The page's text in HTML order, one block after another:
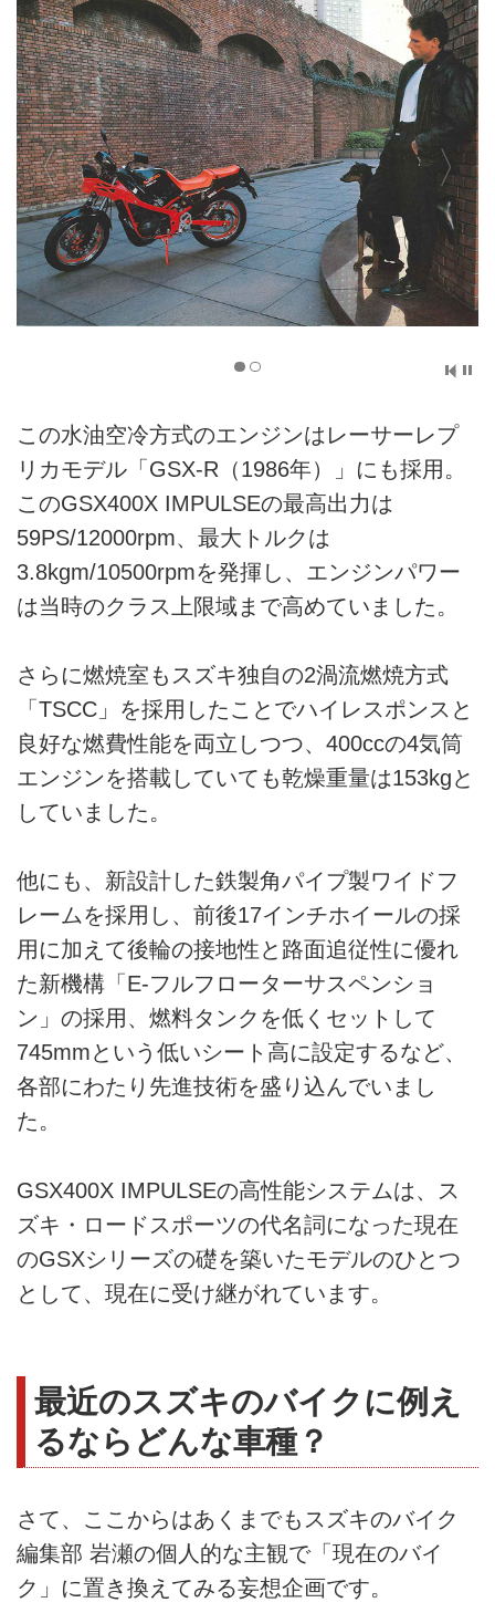
この水油空冷方式のエンジンはレーサーレプ
リカモデル「GSX-R（1986年）」にも採用。
このGSX400X IMPULSEの最高出力は
59PS/12000rpm、最大トルクは
3.8kgm/10500rpmを発揮し、エンジンパワー
は当時のクラス上限域まで高めていました。
さらに燃焼室もスズキ独自の2渦流燃焼方式
「TSCC」を採用したことでハイレスポンスと
良好な燃費性能を両立しつつ、400ccの4気筒
エンジンを搭載していても乾燥重量は153kgと
していました。
他にも、新設計した鉄製角パイプ製ワイドフ
レームを採用し、前後17インチホイールの採
用に加えて後輪の接地性と路面追従性に優れ
た新機構「E-フルフローターサスペンショ
ン」の採用、燃料タンクを低くセットして
745mmという低いシート高に設定するなど、
各部にわたり先進技術を盛り込んでいまし
た。
GSX400X IMPULSEの高性能システムは、ス
ズキ・ロードスポーツの代名詞になった現在
のGSXシリーズの礎を築いたモデルのひとつ
として、現在に受け継がれています。
最近のスズキのバイクに例え
るならどんな車種？
さて、ここからはあくまでもスズキのバイク
編集部 岩瀬の個人的な主観で「現在のバイ
ク」に置き換えてみる妄想企画です。